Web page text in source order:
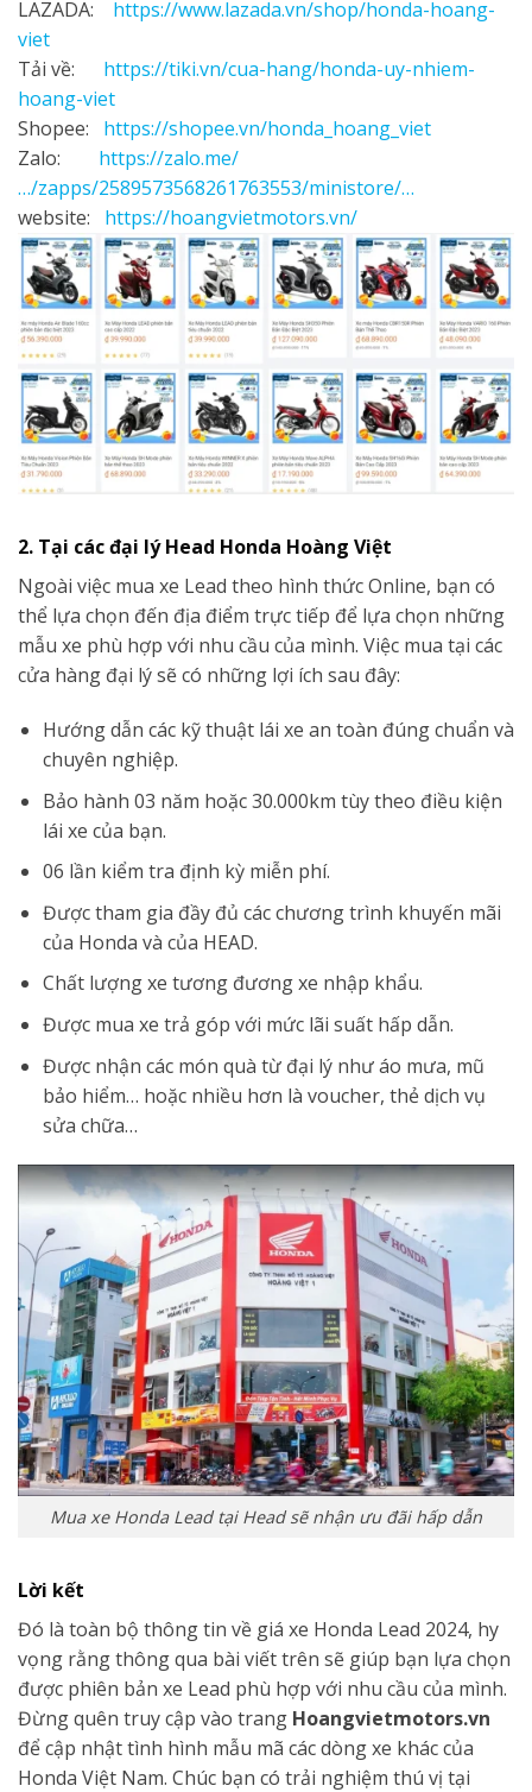
LAZADA: https://www.lazada.vn/shop/honda-hoang-
viet
Tải về: https://tiki.vn/cua-hang/honda-uy-nhiem-
hoang-viet
Shopee:
https://shopee.vn/honda_hoang_viet
Zalo: https://zalo.me/
…/zapps/2589573568261763553/ministore/…
website:
https://hoangvietmotors.vn/
2. Tại các đại lý Head Honda Hoàng Việt
Ngoài việc mua xe Lead theo hình thức Online, bạn có
thể lựa chọn đến địa điểm trực tiếp để lựa chọn những
mẫu xe phù hợp với nhu cầu của mình. Việc mua tại các
cửa hàng đại lý sẽ có những lợi ích sau đây:
Hướng dẫn các kỹ thuật lái xe an toàn đúng chuẩn và
chuyên nghiệp.
Bảo hành 03 năm hoặc 30.000km tùy theo điều kiện
lái xe của bạn.
06 lần kiểm tra định kỳ miễn phí.
Được tham gia đầy đủ các chương trình khuyến mãi
của Honda và của HEAD.
Chất lượng xe tương đương xe nhập khẩu.
Được mua xe trả góp với mức lãi suất hấp dẫn.
Được nhận các món quà từ đại lý như áo mưa, mũ
bảo hiểm… hoặc nhiều hơn là voucher, thẻ dịch vụ
sửa chữa…
Mua xe Honda Lead tại Head sẽ nhận ưu đãi hấp dẫn
Lời kết
Đó là toàn bộ thông tin về giá xe Honda Lead 2024, hy
vọng rằng thông qua bài viết trên sẽ giúp bạn lựa chọn
được phiên bản xe Lead phù hợp với nhu cầu của mình.
Đừng quên truy cập vào trang Hoangvietmotors.vn
để cập nhật tình hình mẫu mã các dòng xe khác của
Honda Việt Nam. Chúc bạn có trải nghiệm thú vị tại